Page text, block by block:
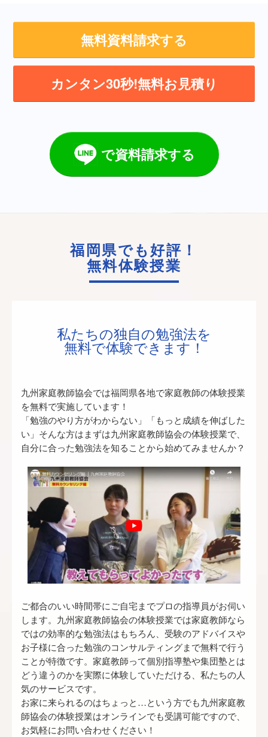
無料資料請求する
カンタン30秒!無料お見積り
で資料請求する
福岡県でも好評！
無料体験授業
私たちの独自の勉強法を
無料で体験できます！
九州家庭教師協会では福岡県各地で家庭教師の体験授業
を無料で実施しています！
「勉強のやり方がわからない」「もっと成績を伸ばした
い」そんな方はまずは九州家庭教師協会の体験授業で、
自分に合った勉強法を知ることから始めてみませんか？
ご都合のいい時間帯にご自宅までプロの指導員がお伺い
します。九州家庭教師協会の体験授業では家庭教師なら
ではの効率的な勉強法はもちろん、受験のアドバイスや
お子様に合った勉強のコンサルティングまで無料で行う
ことが特徴です。家庭教師って個別指導塾や集団塾とは
どう違うのかを実際に体験していただける、私たちの人
気のサービスです。
お家に来られるのはちょっと…という方でも九州家庭教
師協会の体験授業はオンラインでも受講可能ですので、
お気軽にお問い合わせください！